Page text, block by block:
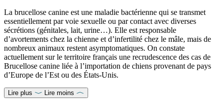
La brucellose canine est une maladie bactérienne qui se transmet
essentiellement par voie sexuelle ou par contact avec diverses
sécrétions (génitales, lait, urine…). Elle est responsable
d’avortements chez la chienne et d’infertilité chez le mâle, mais de
nombreux animaux restent asymptomatiques. On constate
actuellement sur le territoire français une recrudescence des cas de
Brucellose canine liée à l’importation de chiens provenant de pays
d’Europe de l’Est ou des États-Unis.
Lire plus Lire moins